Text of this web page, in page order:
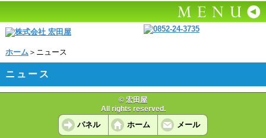
ホーム ＞ニュース
ニュース
© 宏田屋
All rights reserved.
パネル
ホーム メール